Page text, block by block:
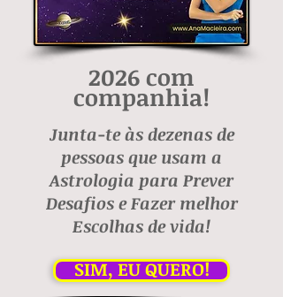
2026 com
companhia!
Junta-te às dezenas de
pessoas que usam a
Astrologia para Prever
Desafiose Fazer melhor
Escolhas de vida!
SIM, EU QUERO!